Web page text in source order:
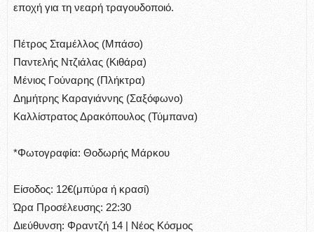
εποχή για τη νεαρή τραγουδοποιό.
Πέτρος Σταμέλλος (Μπάσο)
Παντελής Ντζιάλας (Κιθάρα)
Μένιος Γούναρης (Πλήκτρα)
Δημήτρης Καραγιάννης (Σαξόφωνο)
Καλλίστρατος Δρακόπουλος (Τύμπανα)
*Φωτογραφία: Θοδωρής Μάρκου
Είσοδος: 12€(μπύρα ή κρασί)
Ώρα Προσέλευσης: 22:30
Διεύθυνση: Φραντζή 14 | Νέος Κόσμος